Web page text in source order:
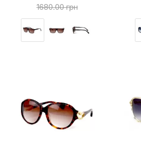
1680.00 грн